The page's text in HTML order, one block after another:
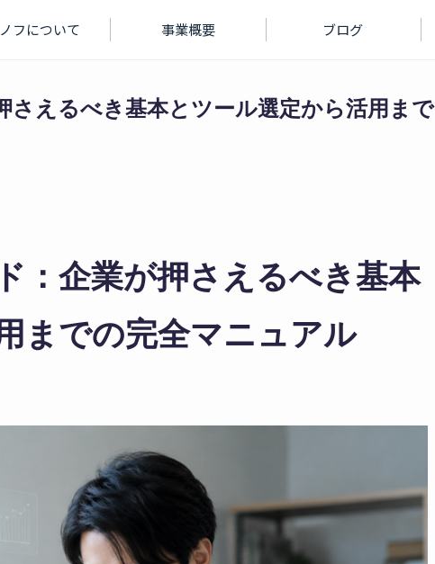
フについて 事業概要 ブログ
えるべき基本とツール選定から活用まで
：企業が押さえるべき基本
までの完全マニュアル